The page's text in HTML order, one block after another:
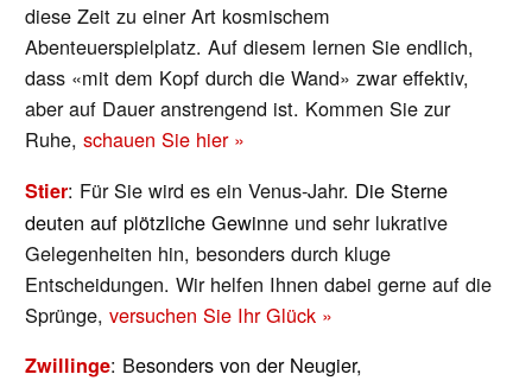
diese Zeit zu einer Art kosmischem
Abenteuerspielplatz. Auf diesem lernen Sie endlich,
dass «mit dem Kopf durch die Wand» zwar effektiv,
aber auf Dauer anstrengend ist. Kommen Sie zur
Ruhe,schauen Sie hier »
Stier: Für Sie wird es ein Venus-Jahr. Die Sterne
deuten auf plötzliche Gewinne und sehr lukrative
Gelegenheiten hin, besonders durch kluge
Entscheidungen. Wir helfen Ihnen dabei gerne auf die
Sprünge,versuchen Sie Ihr Glück »
Zwillinge: Besonders von der Neugier,